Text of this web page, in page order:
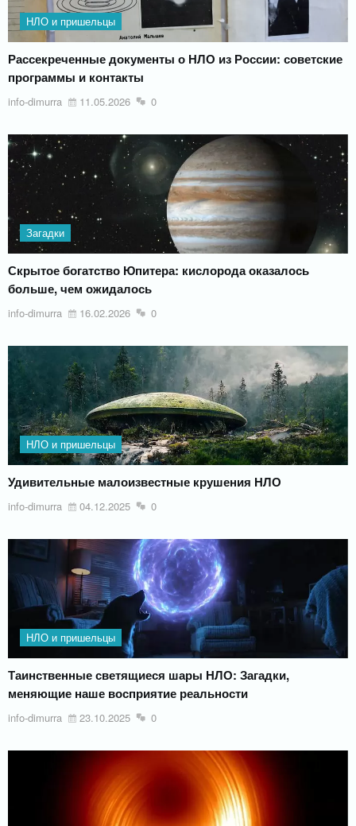
НЛО и пришельцы
Рассекреченные документы о НЛО из России: советские
программы и контакты
info-dimurra 11.05.2026 0
Загадки
Скрытое богатство Юпитера: кислорода оказалось
больше, чем ожидалось
info-dimurra 16.02.2026 0
НЛО и пришельцы
Удивительные малоизвестные крушения НЛО
info-dimurra 04.12.2025 0
НЛО и пришельцы
Таинственные светящиеся шары НЛО: Загадки,
меняющие наше восприятие реальности
info-dimurra 23.10.2025 0